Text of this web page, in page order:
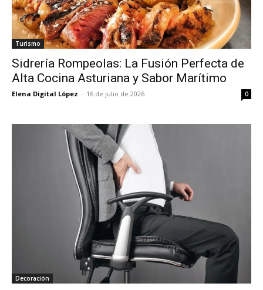
Turismo
Sidrería Rompeolas: La Fusión Perfecta de
Alta Cocina Asturiana y Sabor Marítimo
Elena Digital López - 16 de julio de 2026 0
Decoración